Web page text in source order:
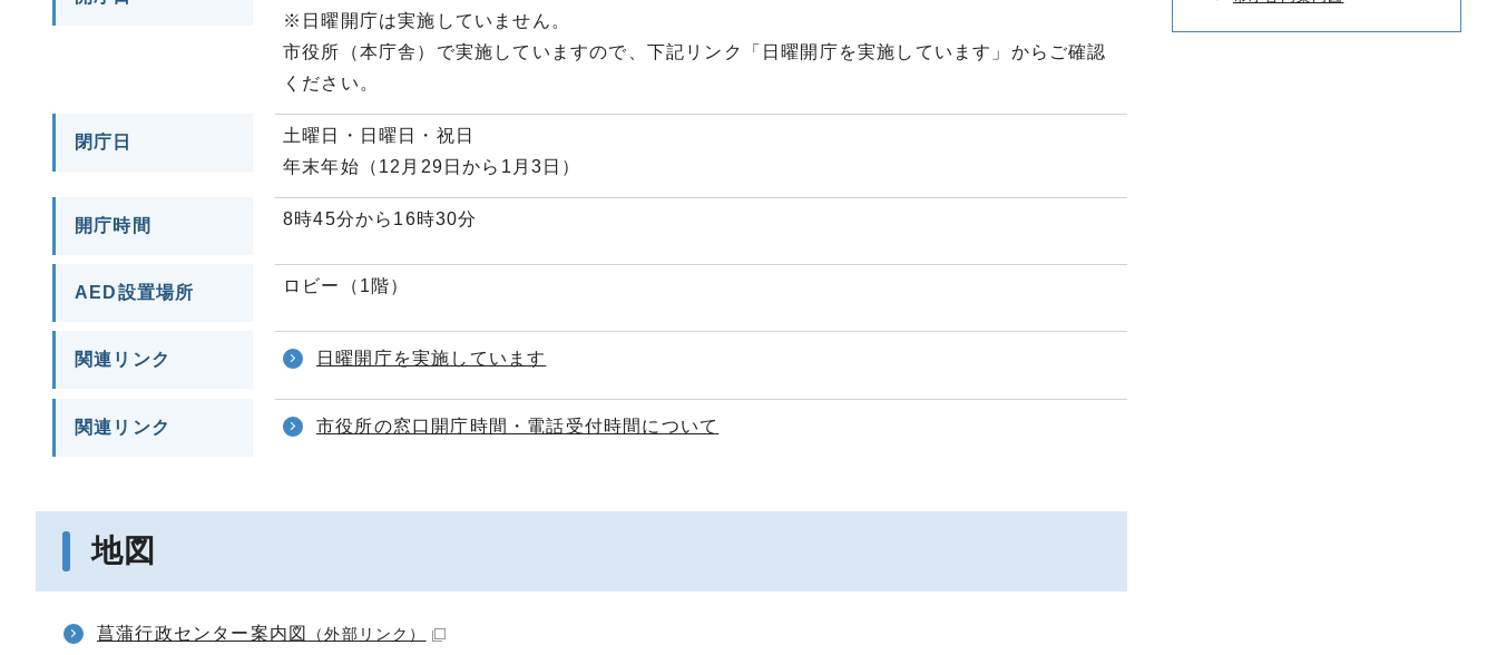
※日曜開庁は実施していません。
市役所（本庁舎）で実施していますので、下記リンク「日曜開庁を実施しています」からご確認
ください。
閉庁日
土曜日・日曜日・祝日
年末年始（12月29日から1月3日）
開庁時間 8時45分から16時30分
AED設置場所 ロビー（1階）
関連リンク 日曜開庁を実施しています
関連リンク 市役所の窓口開庁時間・電話受付時間について
地図
菖蒲行政センター案内図 （外部リンク）